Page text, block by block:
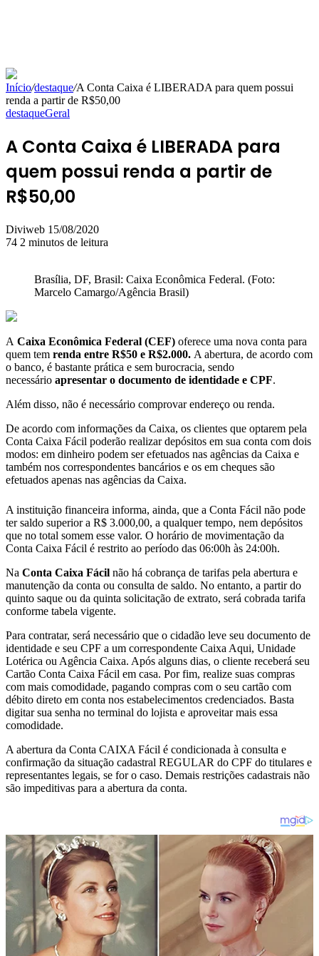
Início/destaque/A Conta Caixa é LIBERADA para quem possui
renda a partir de R$50,00
destaqueGeral
A Conta Caixa é LIBERADA para
quem possui renda a partir de
R$50,00
Diviweb Mande
um
15/08/2020
74 2 minutos de leitura
Brasília, DF, Brasil: Caixa Econômica Federal. (Foto:
Marcelo Camargo/Agência Brasil)
A Caixa Econômica Federal (CEF) oferece uma nova conta para
quem tem renda entre R$50 e R$2.000. A abertura, de acordo com
o banco, é bastante prática e sem burocracia, sendo
necessário apresentar o documento de identidade e CPF.
Além disso, não é necessário comprovar endereço ou renda.
De acordo com informações da Caixa, os clientes que optarem pela
Conta Caixa Fácil poderão realizar depósitos em sua conta com dois
modos: em dinheiro podem ser efetuados nas agências da Caixa e
também nos correspondentes bancários e os em cheques são
efetuados apenas nas agências da Caixa.
A instituição financeira informa, ainda, que a Conta Fácil não pode
ter saldo superior a R$ 3.000,00, a qualquer tempo, nem depósitos
que no total somem esse valor. O horário de movimentação da
Conta Caixa Fácil é restrito ao período das 06:00h às 24:00h.
Na Conta Caixa Fácil não há cobrança de tarifas pela abertura e
manutenção da conta ou consulta de saldo. No entanto, a partir do
quinto saque ou da quinta solicitação de extrato, será cobrada tarifa
conforme tabela vigente.
Para contratar, será necessário que o cidadão leve seu documento de
identidade e seu CPF a um correspondente Caixa Aqui, Unidade
Lotérica ou Agência Caixa. Após alguns dias, o cliente receberá seu
Cartão Conta Caixa Fácil em casa. Por fim, realize suas compras
com mais comodidade, pagando compras com o seu cartão com
débito direto em conta nos estabelecimentos credenciados. Basta
digitar sua senha no terminal do lojista e aproveitar mais essa
comodidade.
A abertura da Conta CAIXA Fácil é condicionada à consulta e
confirmação da situação cadastral REGULAR do CPF do titulares e
representantes legais, se for o caso. Demais restrições cadastrais não
são impeditivas para a abertura da conta.